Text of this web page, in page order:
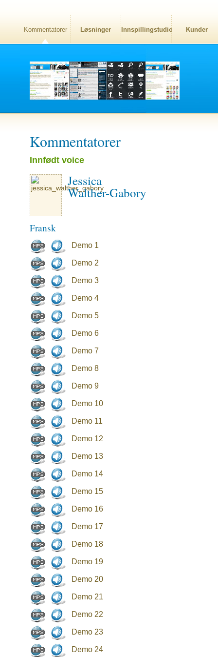
Kommentatorer Løsninger Innspillingstudio Kunder
Kommentatorer
Innfødt voice
Jessica
Walther-Gabory
Fransk
Demo 1
Demo 2
Demo 3
Demo 4
Demo 5
Demo 6
Demo 7
Demo 8
Demo 9
Demo 10
Demo 11
Demo 12
Demo 13
Demo 14
Demo 15
Demo 16
Demo 17
Demo 18
Demo 19
Demo 20
Demo 21
Demo 22
Demo 23
Demo 24